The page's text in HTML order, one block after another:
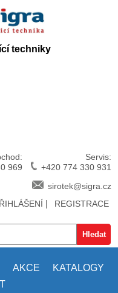
techniky
969
Servis:
+420 774 330 931
sirotek@sigra.cz
| REGISTRACE
AKCE
KATALOGY